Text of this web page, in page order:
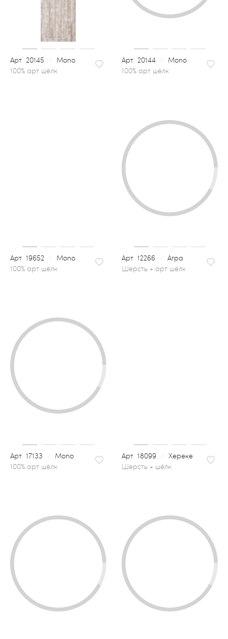
20145 Mono 20144
Mono
100% арт шёлк
19652 Mono 12266
Агра
шерсть + арт шёлк
17133 Mono 18099
Хереке
шерсть + шёлк